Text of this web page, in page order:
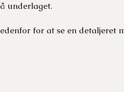
underlaget.
for at se en detaljeret